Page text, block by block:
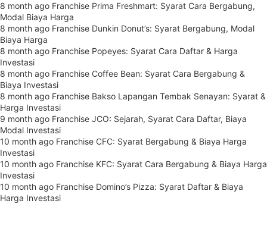
8 month ago Franchise Prima Freshmart: Syarat Cara Bergabung,
Modal Biaya Harga
8 month ago Franchise Dunkin Donut’s: Syarat Bergabung, Modal
Biaya Harga
8 month ago Franchise Popeyes: Syarat Cara Daftar & Harga
Investasi
8 month ago Franchise Coffee Bean: Syarat Cara Bergabung &
Biaya Investasi
8 month ago Franchise Bakso Lapangan Tembak Senayan: Syarat &
Harga Investasi
9 month ago Franchise JCO: Sejarah, Syarat Cara Daftar, Biaya
Modal Investasi
10 month ago Franchise CFC: Syarat Bergabung & Biaya Harga
Investasi
10 month ago Franchise KFC: Syarat Cara Bergabung & Biaya Harga
Investasi
10 month ago Franchise Domino’s Pizza: Syarat Daftar & Biaya
Harga Investasi